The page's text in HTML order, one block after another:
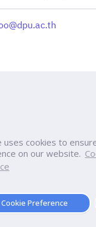
uses cookies to
on our website.
Cookie Preference